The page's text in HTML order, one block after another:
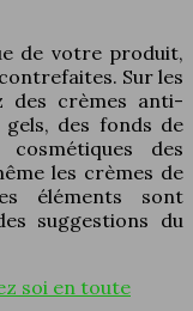
de votre produit,
Sur les
des crèmes anti-
gels, des fonds de
des
les crèmes de
éléments sont
suggestions du
soi en toute